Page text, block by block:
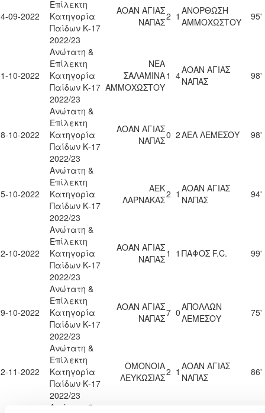
09-2022
Επίλεκτη
Κατηγορία
Παίδων Κ-17
2022/23
ΑΟΑΝ ΑΓΙΑΣ
ΝΑΠΑΣ2 1 ΑΝΟΡΘΩΣΗ
ΑΜΜΟΧΩΣΤΟΥ
95'
10-2022
Ανώτατη &
Επίλεκτη
Κατηγορία
Παίδων Κ-17
2022/23
ΝΕΑ
ΣΑΛΑΜΙΝΑ
ΑΜΜΟΧΩΣΤΟΥ
1 4ΑΟΑΝ ΑΓΙΑΣ
ΝΑΠΑΣ
98'
10-2022
Ανώτατη &
Επίλεκτη
Κατηγορία
Παίδων Κ-17
2022/23
ΑΟΑΝ ΑΓΙΑΣ
ΝΑΠΑΣ0 2ΑΕΛ ΛΕΜΕΣΟΥ 98'
10-2022
Ανώτατη &
Επίλεκτη
Κατηγορία
Παίδων Κ-17
2022/23
ΑΕΚ
ΛΑΡΝΑΚΑΣ2 1 ΑΟΑΝ ΑΓΙΑΣ
ΝΑΠΑΣ
94'
10-2022
Ανώτατη &
Επίλεκτη
Κατηγορία
Παίδων Κ-17
2022/23
ΑΟΑΝ ΑΓΙΑΣ
ΝΑΠΑΣ1 1 ΠΑΦΟΣ F.C. 99'
10-2022
Ανώτατη &
Επίλεκτη
Κατηγορία
Παίδων Κ-17
2022/23
ΑΟΑΝ ΑΓΙΑΣ
ΝΑΠΑΣ7 0ΑΠΟΛΛΩΝ
ΛΕΜΕΣΟΥ
75'
11-2022
Ανώτατη &
Επίλεκτη
Κατηγορία
Παίδων Κ-17
2022/23
ΟΜΟΝΟΙΑ
ΛΕΥΚΩΣΙΑΣ2 1 ΑΟΑΝ ΑΓΙΑΣ
ΝΑΠΑΣ
86'
Ανώτατη &